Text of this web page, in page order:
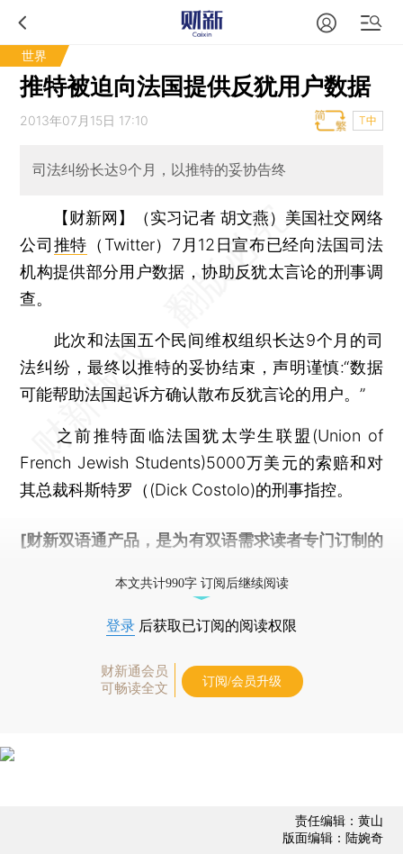
世界
推特被迫向法国提供反犹用户数据
2013年07月15日 17:10 T中
司法纠纷长达9个月，以推特的妥协告终
【财新网】（实习记者 胡文燕） 美国社交网络
公司 推特 （Twitter）7月12日宣布已经向法国司法
机构提供部分用户数据，协助反犹太言论的刑事调
查。
此次和法国五个民间维权组织长达9个月的司
法纠纷，最终以推特的妥协结束，声明谨慎:“数据
可能帮助法国起诉方确认散布反犹言论的用户。”
之前推特面临法国犹太学生联盟(Union of
French Jewish Students)5000万美元的索赔和对
其总裁科斯特罗（(Dick Costolo)的刑事指控。
[财新双语通产品，是为有双语需求读者专门订制的
本文共计990字 订阅后继续阅读
登录 后获取已订阅的阅读权限
财新通会员
可畅读全文
订阅/会员升级
责任编辑：黄山
版面编辑：陆婉奇